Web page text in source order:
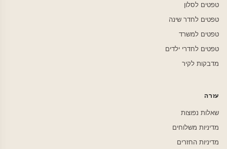
טפטים לסלון
טפטים לחדר שינה
טפטים למשרד
טפטים לחדרי ילדים
מדבקות לקיר
עזרה
שאלות נפוצות
מדיניות משלוחים
מדיניות החזרים